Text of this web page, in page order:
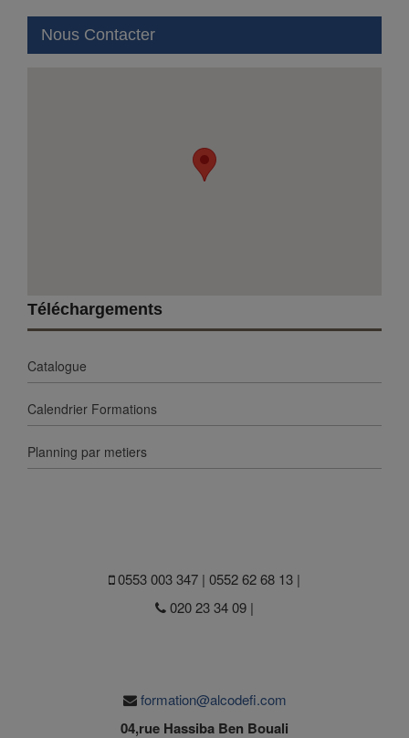
Nous Contacter
Téléchargements
Catalogue
Calendrier Formations
Planning par metiers
0553 003 347 | 0552 62 68 13 |
020 23 34 09 |
formation@alcodefi.com
04,rue Hassiba Ben Bouali